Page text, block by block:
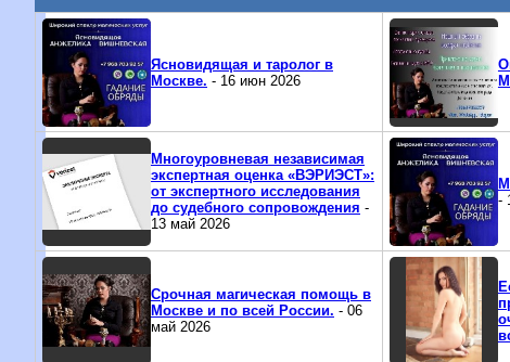
Ясновидящая и таролог в
Москве. - 16 июн 2026
Многоуровневая независимая
экспертная оценка «ВЭРИЭСТ»:
от экспертного исследования
до судебного сопровождения -
13 май 2026
-
Срочная магическая помощь в
Москве и по всей России. - 06
май 2026